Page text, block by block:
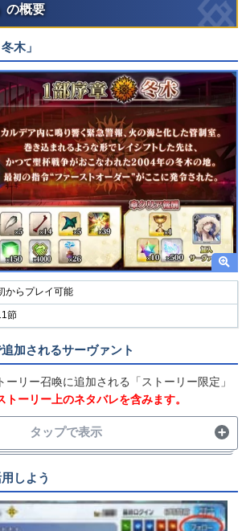
の概要
木」
からプレイ可能
節
追加されるサーヴァント
ーリー召喚に追加される「ストーリー限定」
トーリー上のネタバレを含みます。
タップで表示
セイバーオルタ
しよう